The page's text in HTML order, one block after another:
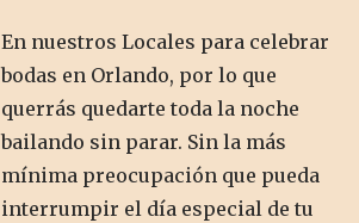
En nuestros Locales para celebrar
bodas en Orlando, por lo que
querrás quedarte toda la noche
bailando sin parar. Sin la más
mínima preocupación que pueda
interrumpir el día especial de tu